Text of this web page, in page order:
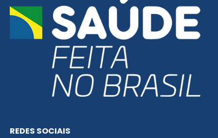
REDES SOCIAIS